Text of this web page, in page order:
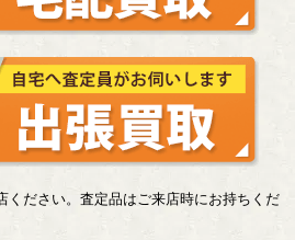
ください。査定品はご来店時にお持ちくだ